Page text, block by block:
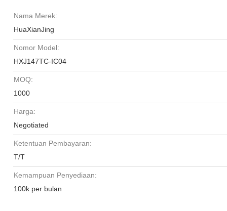
Nama Merek:
HuaXianJing
Nomor Model:
HXJ147TC-IC04
MOQ:
1000
Harga:
Negotiated
Ketentuan Pembayaran:
T/T
Kemampuan Penyediaan:
100k per bulan